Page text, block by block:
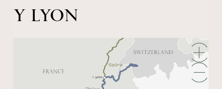
Y LYON